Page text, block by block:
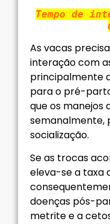
Tempo de
As vacas
interação com
principalmente
para o pré-
que os
semanalmente,
socialização.
Se as trocas
eleva-se a taxa
doenças pós-
metrite e a